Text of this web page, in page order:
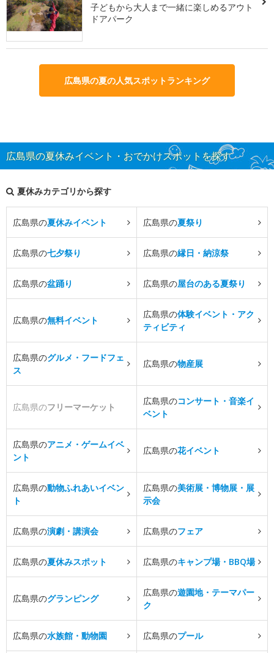
子どもから大人まで一緒に楽しめるアウト
ドアパーク
広島県の夏の人気スポットランキング
広島県の夏休みイベント・おでかけスポットを探す
夏休みカテゴリから探す
広島県の夏休みイベント 広島県の夏祭り
広島県の七夕祭り 広島県の縁日・納涼祭
広島県の盆踊り 広島県の屋台のある夏祭り
広島県の無料イベント
広島県の体験イベント・アク
ティビティ
広島県のグルメ・フードフェ
ス
広島県の物産展
広島県のフリーマーケット
広島県のコンサート・音楽イ
ベント
広島県のアニメ・ゲームイベ
ント
広島県の花イベント
広島県の動物ふれあいイベン
ト
広島県の美術展・博物展・展
示会
広島県の演劇・講演会 広島県のフェア
広島県の夏休みスポット 広島県のキャンプ場・BBQ場
広島県のグランピング
広島県の遊園地・テーマパー
ク
広島県の水族館・動物園 広島県のプール